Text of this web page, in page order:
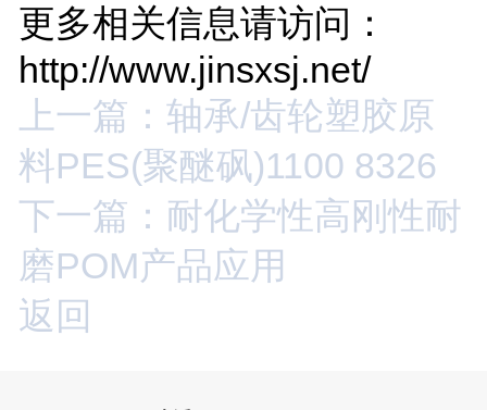
更多相关信息请访问：
http://www.jinsxsj.net/
上一篇：轴承/齿轮塑胶原
料PES(聚醚砜)1100 8326
下一篇：耐化学性高刚性耐
磨POM产品应用
返回